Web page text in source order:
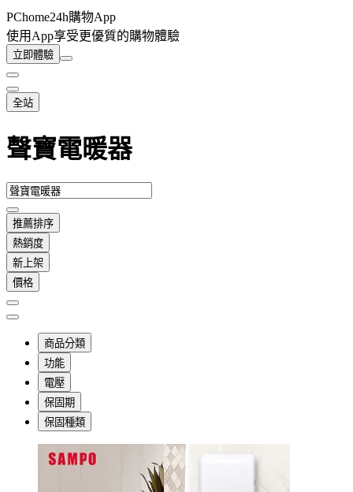
PChome24h購物App
使用App享受更優質的購物體驗
立即體驗
全站
聲寶電暖器
推薦排序
熱銷度
新上架
價格
商品分類
功能
電壓
保固期
保固種類